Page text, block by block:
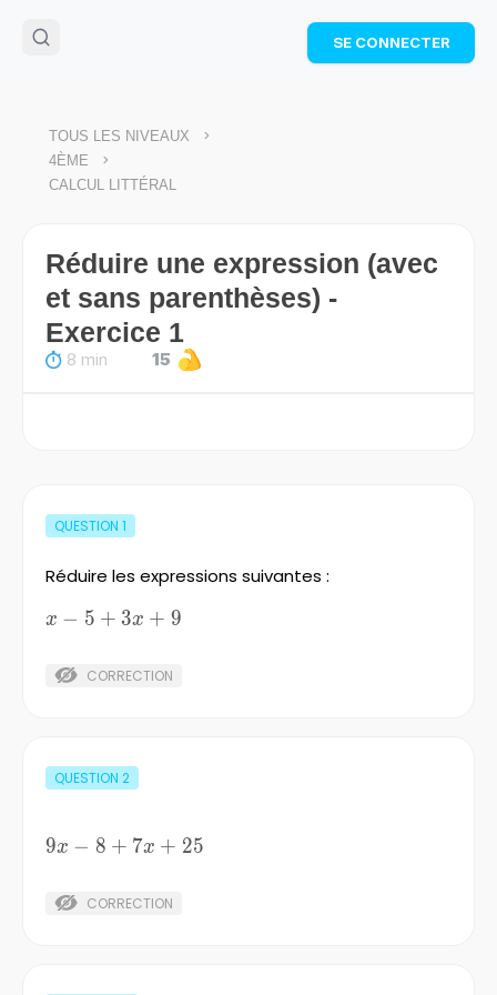
🌴Cahier de vacances offert
: révise les maths cet
Télécharge ton PDF gratuit et progresse avec des
SE CONNECTER
TOUS LES NIVEAUX >
4ÈME >
CALCUL LITTÉRAL
Réduire une expression (avec
et sans parenthèses) -
Exercice 1
8 min 15
QUESTION 1
Réduire les expressions suivantes :
x-
x − 5 + 3x + 9
CORRECTION
QUESTION 2
9x-
9x − 8 + 7x + 25
CORRECTION